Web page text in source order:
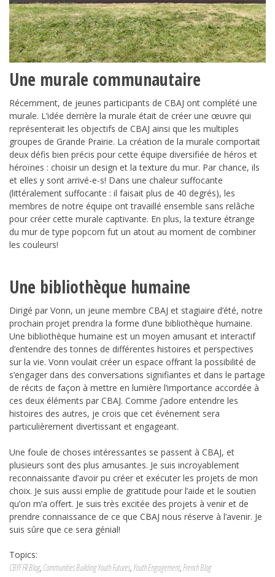
Une murale communautaire
Récemment, de jeunes participants de CBAJ ont complété une
murale. L’idée derrière la murale était de créer une œuvre qui
représenterait les objectifs de CBAJ ainsi que les multiples
groupes de Grande Prairie. La création de la murale comportait
deux défis bien précis pour cette équipe diversifiée de héros et
héroïnes : choisir un design et la texture du mur. Par chance, ils
et elles y sont arrivé-e-s! Dans une chaleur suffocante
(littéralement suffocante : il faisait plus de 40 degrés), les
membres de notre équipe ont travaillé ensemble sans relâche
pour créer cette murale captivante. En plus, la texture étrange
du mur de type popcorn fut un atout au moment de combiner
les couleurs!
Une bibliothèque humaine
Dirigé par Vonn, un jeune membre CBAJ et stagiaire d’été, notre
prochain projet prendra la forme d’une bibliothèque humaine.
Une bibliothèque humaine est un moyen amusant et interactif
d’entendre des tonnes de différentes histoires et perspectives
sur la vie. Vonn voulait créer un espace offrant la possibilité de
s’engager dans des conversations signifiantes et dans le partage
de récits de façon à mettre en lumière l’importance accordée à
ces deux éléments par CBAJ. Comme j’adore entendre les
histoires des autres, je crois que cet événement sera
particulièrement divertissant et engageant.
Une foule de choses intéressantes se passent à CBAJ, et
plusieurs sont des plus amusantes. Je suis incroyablement
reconnaissante d’avoir pu créer et exécuter les projets de mon
choix. Je suis aussi emplie de gratitude pour l’aide et le soutien
qu’on m’a offert. Je suis très excitée des projets à venir et de
prendre connaissance de ce que CBAJ nous réserve à l’avenir. Je
suis sûre que ce sera génial!
Topics:
CBYF FR Blog, Communities Building Youth Futures, Youth Engagement,French Blog